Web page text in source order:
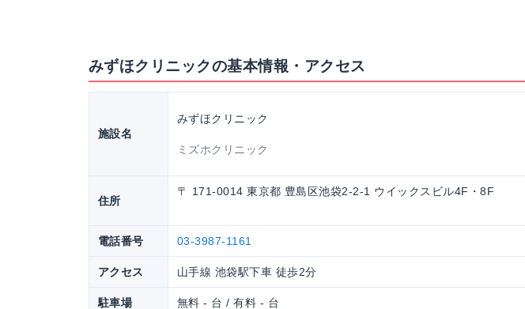
みずほクリニックの基本情報・アクセス
施設名
みずほクリニック
ミズホクリニック
住所
〒 171-0014 東京都 豊島区池袋2-2-1 ウイックスビル4F・8F
電話番号 03-3987-1161
アクセス 山手線 池袋駅下車 徒歩2分
駐車場 無料 - 台 / 有料 - 台